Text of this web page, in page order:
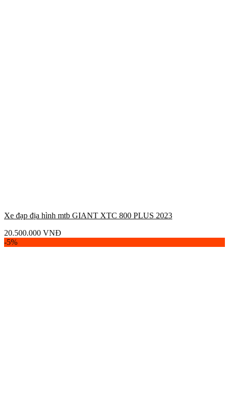
Xe đạp địa hình mtb GIANT XTC 800 PLUS 2023
20.500.000 VNĐ
-5%